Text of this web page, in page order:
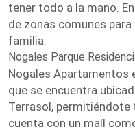
tener todo a la mano.
de zonas comunes
familia.
Nogales Parque
Nogales Apartamentos
que se encuentra
Terrasol, permitiéndote
cuenta con un mall